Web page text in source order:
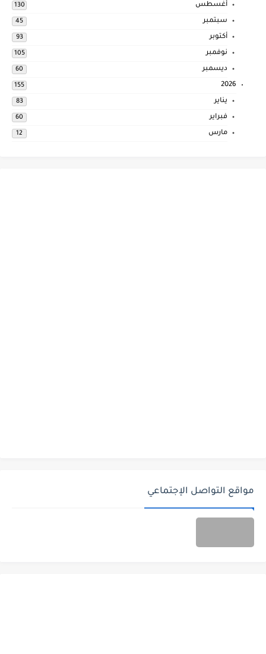
أغسطس 130
سبتمبر 45
أكتوبر 93
نوفمبر 105
ديسمبر 60
2026
155
يناير 83
فبراير 60
مارس 12
مواقع التواصل الإجتماعي